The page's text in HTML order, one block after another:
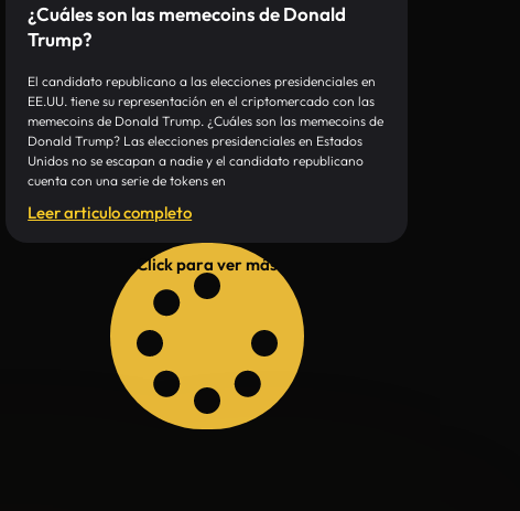
¿Cuáles son las memecoins de Donald
Trump?
El candidato republicano a las elecciones presidenciales en
EE.UU. tiene su representación en el criptomercado con las
memecoins de Donald Trump. ¿Cuáles son las memecoins de
Donald Trump? Las elecciones presidenciales en Estados
Unidos no se escapan a nadie y el candidato republicano
cuenta con una serie de tokens en
Leer articulo completo
Click para ver más